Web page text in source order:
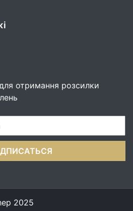
отримання розсилки
2025